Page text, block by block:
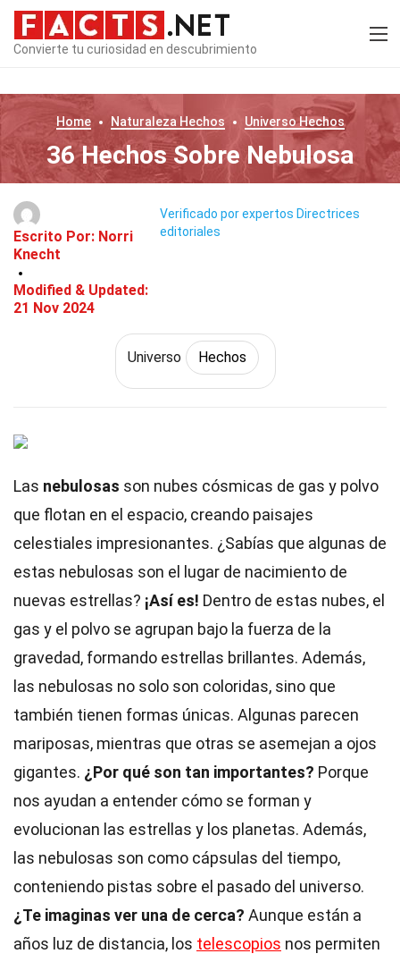
Convierte tu curiosidad en descubrimiento
Home Naturaleza Hechos UniversoHechos
36 Hechos Sobre Nebulosa
Escrito Por: Norri
Knecht
Modified & Updated:
21 Nov 2024
Verificado por expertos Directrices
editoriales
Universo Hechos
Las nebulosas son nubes cósmicas de gas y polvo
que flotan en el espacio, creando paisajes
celestiales impresionantes. ¿Sabías que algunas de
estas nebulosas son el lugar de nacimiento de
nuevas estrellas? ¡Así es! Dentro de estas nubes, el
gas y el polvo se agrupan bajo la fuerza de la
gravedad, formando estrellas brillantes. Además,
las nebulosas no solo son coloridas, sino que
también tienen formas únicas. Algunas parecen
mariposas, mientras que otras se asemejan a ojos
gigantes. ¿Por qué son tan importantes? Porque
nos ayudan a entender cómo se forman y
evolucionan las estrellas y los planetas. Además,
las nebulosas son como cápsulas del tiempo,
conteniendo pistas sobre el pasado del universo.
¿Te imaginas ver una de cerca? Aunque están a
años luz de distancia, los telescopios nos permiten